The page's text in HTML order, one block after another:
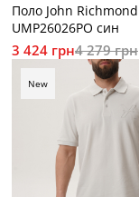
Поло John Richmond
UMP26026PO син
3 424 грн4 279 грн
New